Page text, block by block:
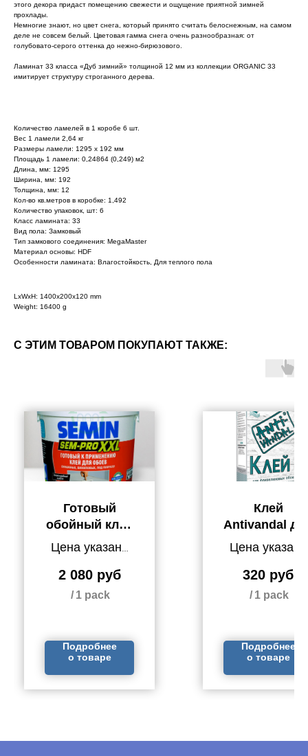
этого декора придаст помещению свежести и ощущение приятной зимней
прохлады.
Немногие знают, но цвет снега, который принято считать белоснежным, на самом
деле не совсем белый. Цветовая гамма снега очень разнообразная: от
голубовато-серого оттенка до нежно-бирюзового.
Ламинат 33 класса «Дуб зимний» толщиной 12 мм из коллекции ORGANIC 33
имитирует структуру строганного дерева.
Количество ламелей в 1 коробе 6 шт.
Вес 1 ламели 2,64 кг
Размеры ламели: 1295 х 192 мм
Площадь 1 ламели: 0,24864 (0,249) м2
Длина, мм: 1295
Ширина, мм: 192
Толщина, мм: 12
Кол-во кв.метров в коробке: 1,492
Количество упаковок, шт: 6
Класс ламината: 33
Вид пола: Замковый
Тип замкового соединения: MegaMaster
Материал основы: HDF
Особенности ламината: Влагостойкость, Для теплого пола
LxWxH: 1400x200x120 mm
Weight: 16400 g
С ЭТИМ ТОВАРОМ ПОКУПАЮТ ТАКЖЕ:
Готовый
обойный клей
Semin PRO
XXL для
бумажных,
виниловых и
Цена указана
за 1 упаковку
2 080 руб
/ 1 pack
Подробнее
о товаре
Клей
Antivandal
обоев New
Company
Цена указана
за 1 упаковку
320 руб
/ 1 pack
Подробнее
о товаре